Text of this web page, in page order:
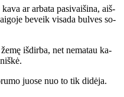
ar ar­ba­ta pa­si­vai­ši­na, aiš­
be­veik vi­sa­da bul­ves so­
iš­dir­ba, net ne­ma­tau ka­
juo­se nuo to tik di­dė­ja.